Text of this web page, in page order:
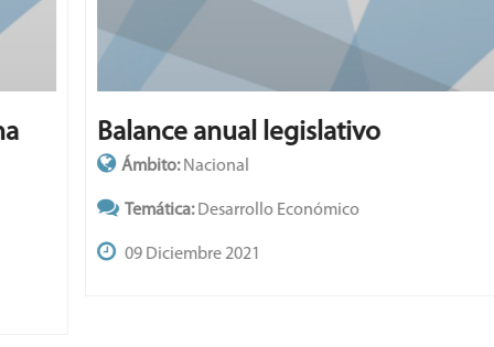
Balance anual legislativo
Ámbito:Nacional
Temática:Desarrollo Económico
09 Diciembre 2021